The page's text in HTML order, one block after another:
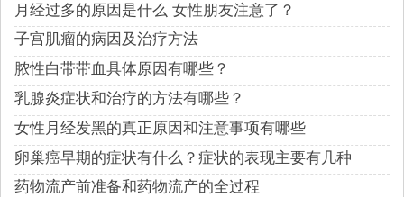
月经过多的原因是什么 女性朋友注意了？
子宫肌瘤的病因及治疗方法
脓性白带带血具体原因有哪些？
乳腺炎症状和治疗的方法有哪些？
女性月经发黑的真正原因和注意事项有哪些
卵巢癌早期的症状有什么？症状的表现主要有几种
药物流产前准备和药物流产的全过程